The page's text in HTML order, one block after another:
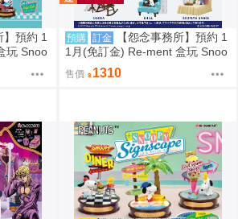
】預約 1
玩 Snoo
中盒6入
預購 訂金
【怨念事務所】預約 1
1月(免訂金) Re-ment 盒玩 Snoo
py 史努比 悠閒座椅場景 中盒6入
0823
售價 1310